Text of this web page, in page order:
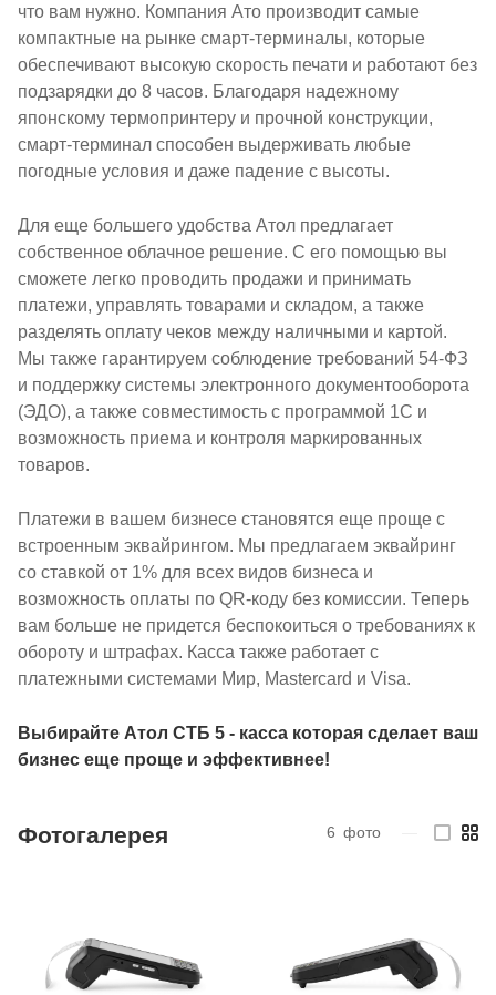
что вам нужно. Компания Ато производит самые
компактные на рынке смарт-терминалы, которые
обеспечивают высокую скорость печати и работают без
подзарядки до 8 часов. Благодаря надежному
японскому термопринтеру и прочной конструкции,
смарт-терминал способен выдерживать любые
погодные условия и даже падение с высоты.
Для еще большего удобства Атол предлагает
собственное облачное решение. С его помощью вы
сможете легко проводить продажи и принимать
платежи, управлять товарами и складом, а также
разделять оплату чеков между наличными и картой.
Мы также гарантируем соблюдение требований 54-ФЗ
и поддержку системы электронного документооборота
(ЭДО), а также совместимость с программой 1С и
возможность приема и контроля маркированных
товаров.
Платежи в вашем бизнесе становятся еще проще с
встроенным эквайрингом. Мы предлагаем эквайринг
со ставкой от 1% для всех видов бизнеса и
возможность оплаты по QR-коду без комиссии. Теперь
вам больше не придется беспокоиться о требованиях к
обороту и штрафах. Касса также работает с
платежными системами Мир, Mastercard и Visa.
Выбирайте Атол СТБ 5 - касса которая сделает ваш
бизнес еще проще и эффективнее!
Фотогалерея 6 фото